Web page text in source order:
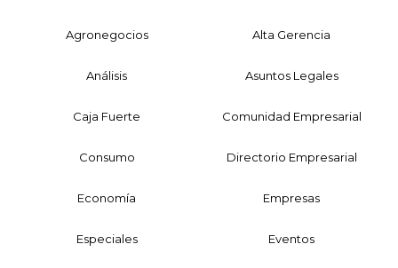
Agronegocios Alta Gerencia
Análisis Asuntos Legales
Caja Fuerte Comunidad Empresarial
Consumo Directorio Empresarial
Economía Empresas
Especiales Eventos